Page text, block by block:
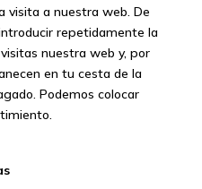
visita a nuestra web. De
repetidamente la
nuestra web y, por
en tu cesta de la
Podemos colocar